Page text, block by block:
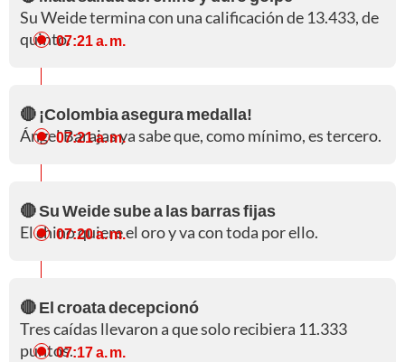
Su Weide termina con una calificación de 13.433, de
quinto.07:21 a. m.
🔴 ¡Colombia asegura medalla!
Ángel Barajas ya sabe que, como mínimo, es tercero.
07:21 a. m.
🔴 Su Weide sube a las barras fijas
El chino quiere el oro y va con toda por ello.
07:20 a. m.
🔴 El croata decepcionó
Tres caídas llevaron a que solo recibiera 11.333
puntos.07:17 a. m.